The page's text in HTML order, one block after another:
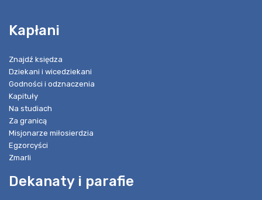
Kapłani
Znajdź księdza
Dziekani i wicedziekani
Godności i odznaczenia
Kapituły
Na studiach
Za granicą
Misjonarze miłosierdzia
Egzorcyści
Zmarli
Dekanaty i parafie